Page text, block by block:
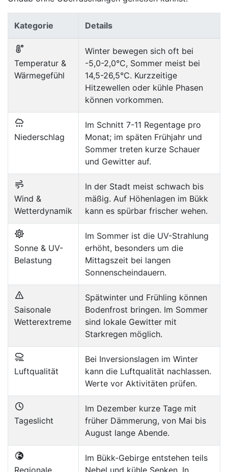
Kategorie Details
Temperatur &
Wärmegefühl
Winter bewegen sich oft bei
-5,0-2,0°C, Sommer meist bei
14,5-26,5°C. Kurzzeitige
Hitzewellen oder kühle Phasen
können vorkommen.
Niederschlag
Im Schnitt 7-11 Regentage pro
Monat; im späten Frühjahr und
Sommer treten kurze Schauer
und Gewitter auf.
Wind &
Wetterdynamik
In der Stadt meist schwach bis
mäßig. Auf Höhenlagen im Bükk
kann es spürbar frischer wehen.
Sonne & UV-
Belastung
Im Sommer ist die UV-Strahlung
erhöht, besonders um die
Mittagszeit bei langen
Sonnenscheindauern.
Saisonale
Wetterextreme
Spätwinter und Frühling können
Bodenfrost bringen. Im Sommer
sind lokale Gewitter mit
Starkregen möglich.
Luftqualität
Bei Inversionslagen im Winter
kann die Luftqualität nachlassen.
Werte vor Aktivitäten prüfen.
Tageslicht
Im Dezember kurze Tage mit
früher Dämmerung, von Mai bis
August lange Abende.
Regionale
Im Bükk-Gebirge entstehen teils
Nebel und kühle Senken. In